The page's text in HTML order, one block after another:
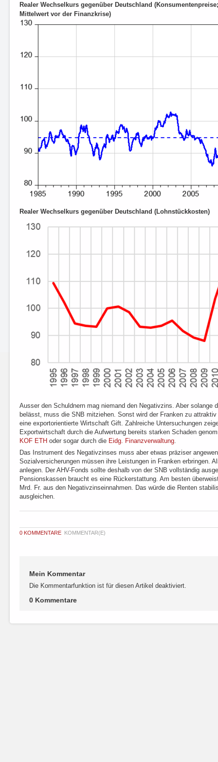
Realer Wechselkurs gegenüber Deutschland
Mittelwert vor der Finanzkrise)
Realer Wechselkurs gegenüber Deutschland (Lohnstückkosten)
Ausser den Schuldnern mag niemand den Negativzins. Aber solange
belässt, muss die SNB mitziehen. Sonst wird der Franken zu
eine exportorientierte Wirtschaft Gift. Zahlreiche Untersuchungen
Exportwirtschaft durch die Aufwertung bereits starken Schaden
KOF ETH oder sogar durch die Eidg. Finanzverwaltung
Das Instrument des Negativzinses muss aber etwas präziser
Sozialversicherungen müssen ihre Leistungen in Franken erbringen.
anlegen. Der AHV-Fonds sollte deshalb von der SNB vollständig
Pensionskassen braucht es eine Rückerstattung. Am besten
Mrd. Fr. aus den Negativzinseinnahmen. Das würde die Renten
ausgleichen.
0 KOMMENTARE KOMMENTAR(E)
Mein Kommentar
Die Kommentarfunktion ist für diesen Artikel deaktiviert.
0 Kommentare